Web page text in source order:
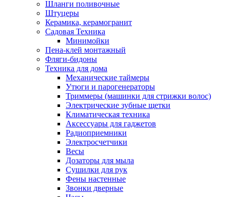
Шланги поливочные
Штуцеры
Керамика, керамогранит
Садовая Техника
Минимойки
Пена-клей монтажный
Фляги-бидоны
Техника для дома
Механические таймеры
Утюги и парогенераторы
Триммеры (машинки для стрижки волос)
Электрические зубные щетки
Климатическая техника
Аксессуары для гаджетов
Радиоприемники
Электросчетчики
Весы
Дозаторы для мыла
Сушилки для рук
Фены настенные
Звонки дверные